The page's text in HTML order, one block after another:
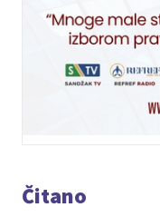
Čitano